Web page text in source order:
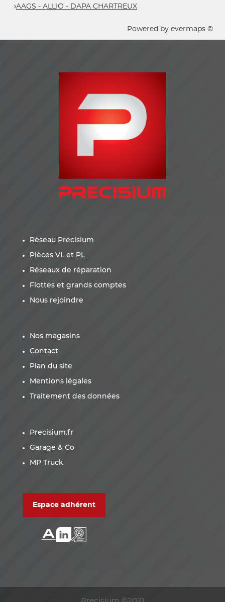
AAGS - ALLIO - DAPA CHARTREUX
Powered by evermaps ©
Réseau Precisium
Pièces VL et PL
Réseaux de réparation
Flottes et grands comptes
Nous rejoindre
Nos magasins
Contact
Plan du site
Mentions légales
Traitement des données
Precisium.fr
Garage & Co
MP Truck
Espace adhérent